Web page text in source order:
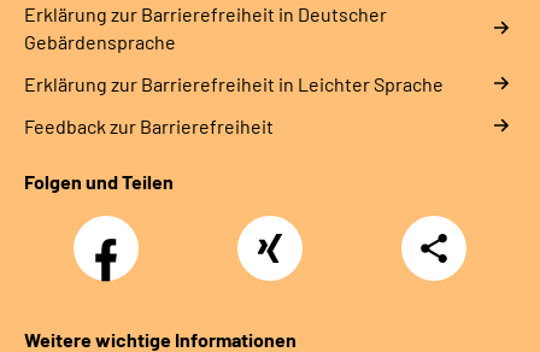
Erklärung zur Barrierefreiheit in Deutscher
Gebärdensprache
Erklärung zur Barrierefreiheit in Leichter Sprache
Feedback zur Barrierefreiheit
Folgen und Teilen
Facebook Xing
Teilen
Weitere wichtige Informationen